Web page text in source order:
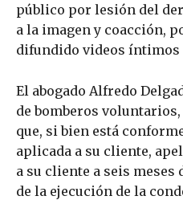
público por lesión del
a la imagen y coacción,
difundido videos íntimos
El abogado Alfredo
de bomberos
que, si bien está
aplicada a su cliente,
a su cliente a seis
de la ejecución de la